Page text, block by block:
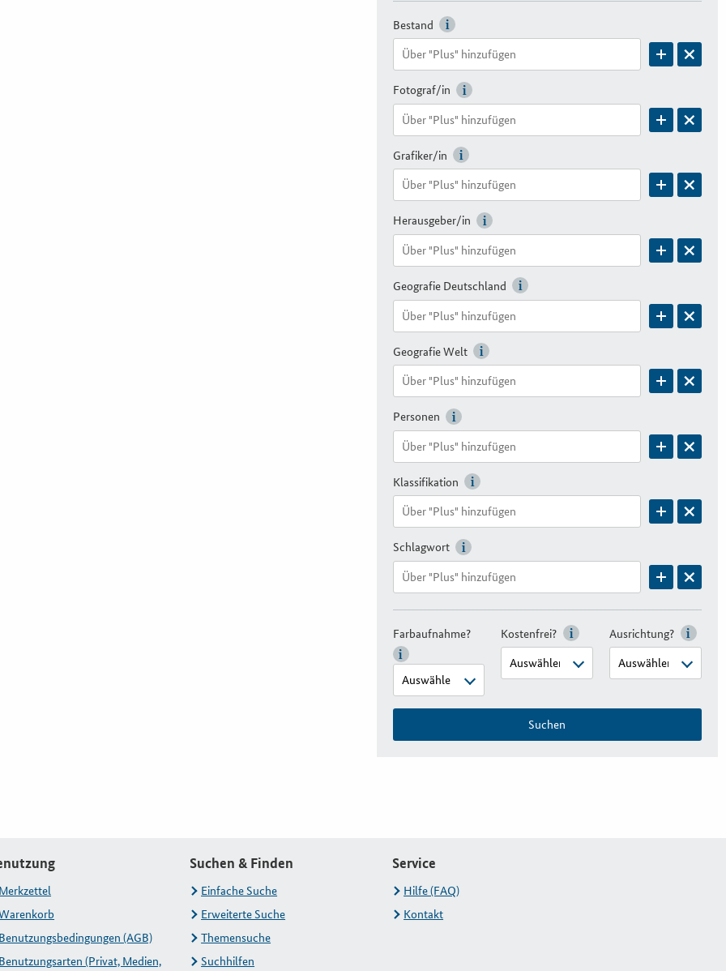
Bestand
Fotograf/in
Grafiker/in
Herausgeber/in
Geografie Deutschland
Geografie Welt
Personen
Klassifikation
Schlagwort
Farbaufnahme? Kostenfrei? Ausrichtung?
Suchen
Merkzettel
Benutzungsbedingungen (AGB)
Benutzungsarten (Privat, Medien,
Suchen & Finden
Einfache Suche
Erweiterte Suche
Themensuche
Suchhilfen
Service
Hilfe (FAQ)
Kontakt